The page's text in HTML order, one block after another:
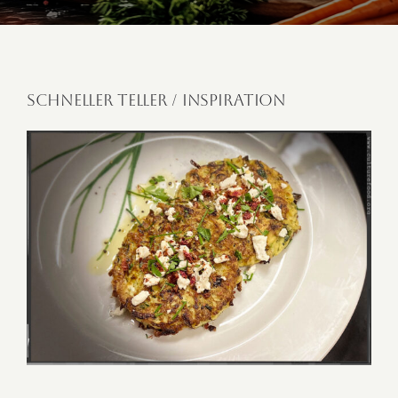
Schneller Teller / Inspiration